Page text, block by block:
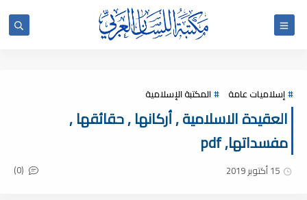
إسلاميات عامة المكتبة الإسلامية
العقيدة الاسلامية , أركانها , حقائقها ,
مفسداتها, pdf
15 أكتوبر 2019 (0)